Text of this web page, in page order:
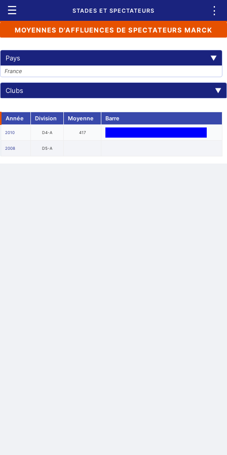
☰ STADES ET SPECTATEURS ⋮
MOYENNES D'AFFLUENCES DE SPECTATEURS MARCK
Pays ▼
France
Clubs ▼
Année Division Moyenne Barre
2010 D4-A 417
2008 D5-A